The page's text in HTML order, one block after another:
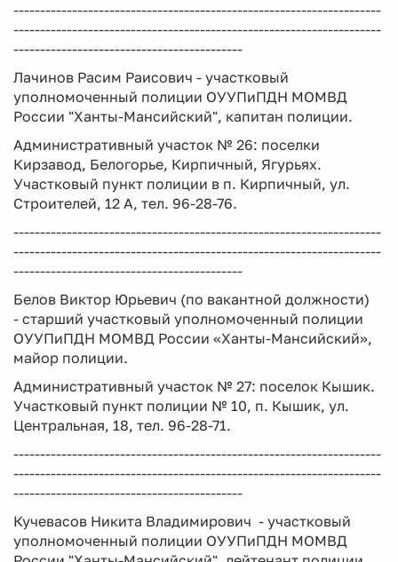
---------------------------------------------------------------------
---------------------------------------------------------------------
-------------------------------------------
Лачинов Расим Раисович - участковый
уполномоченный полиции ОУУПиПДН МОМВД
России "Ханты-Мансийский", капитан полиции.
Административный участок № 26: поселки
Кирзавод, Белогорье, Кирпичный, Ягурьях.
Участковый пункт полиции в п. Кирпичный, ул.
Строителей, 12 А, тел. 96-28-76.
---------------------------------------------------------------------
---------------------------------------------------------------------
-------------------------------------------
Белов Виктор Юрьевич (по вакантной должности)
- старший участковый уполномоченный полиции
ОУУПиПДН МОМВД России «Ханты-Мансийский»,
майор полиции.
Административный участок № 27: поселок Кышик.
Участковый пункт полиции № 10, п. Кышик, ул.
Центральная, 18, тел. 96-28-71.
---------------------------------------------------------------------
---------------------------------------------------------------------
-------------------------------------------
Кучевасов Никита Владимирович - участковый
уполномоченный полиции ОУУПиПДН МОМВД